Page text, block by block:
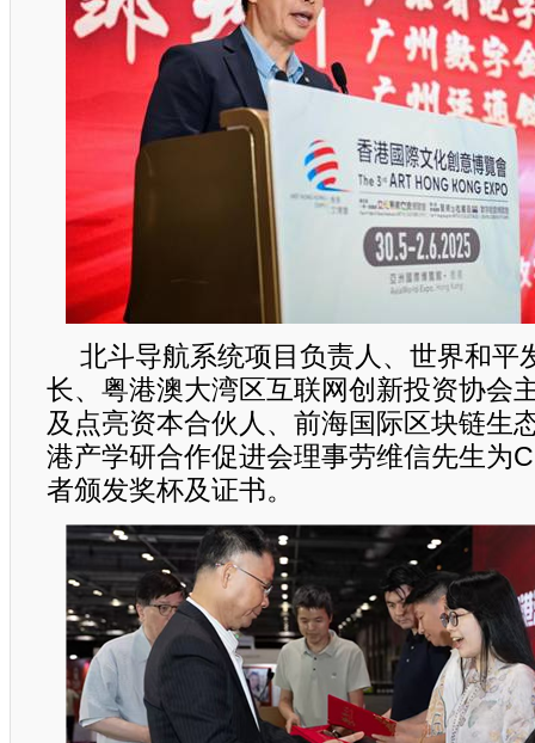
北斗导航系统项目负责人、世界和平
长、粤港澳大湾区互联网创新投资协会
及点亮资本合伙人、前海国际区块链生
港产学研合作促进会理事劳维信先生为
者颁发奖杯及证书。